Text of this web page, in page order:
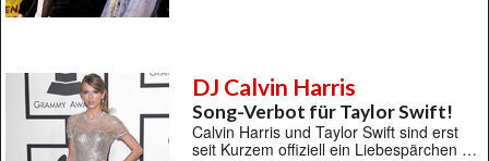
DJ Calvin Harris
Song-Verbot für Taylor Swift!
Calvin Harris und Taylor Swift sind erst
seit Kurzem offiziell ein Liebespärchen …